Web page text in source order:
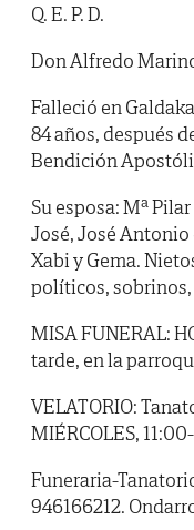
Q. E. P. D.
Don Alfredo
Falleció en
84 años, después
Bendición
Su esposa: Mª
José, José Antonio
Xabi y Gema.
políticos,
MISA FUNERAL:
tarde, en la
VELATORIO:
MIÉRCOLES,
Funeraria-
946166212.